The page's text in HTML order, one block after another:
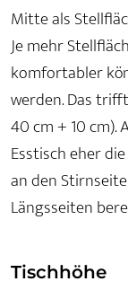
Mitte als
Je mehr
komfortabler
werden. Das
40 cm + 10
Esstisch eher
an den
Längsseiten
Tischhöhe